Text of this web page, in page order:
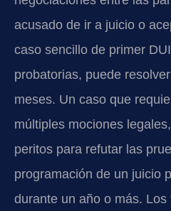
acusado de ir a juicio o
caso sencillo de primer
probatorias, puede
meses. Un caso que
múltiples mociones
peritos para refutar las
programación de un juicio
durante un año o más.